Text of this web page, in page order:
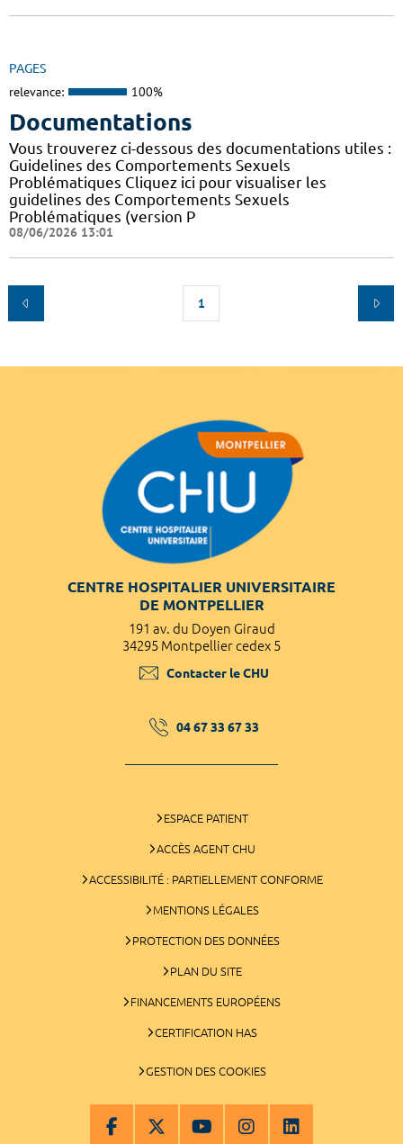
PAGES
relevance: 100%
Documentations
Vous trouverez ci-dessous des documentations utiles :
Guidelines des Comportements Sexuels
Problématiques Cliquez ici pour visualiser les
guidelines des Comportements Sexuels
Problématiques (version P
08/06/2026 13:01
1
CENTRE HOSPITALIER UNIVERSITAIRE
DE MONTPELLIER
191 av. du Doyen Giraud
34295 Montpellier cedex 5
Contacter le CHU
04 67 33 67 33
ESPACE PATIENT
ACCÈS AGENT CHU
ACCESSIBILITÉ : PARTIELLEMENT CONFORME
MENTIONS LÉGALES
PROTECTION DES DONNÉES
PLAN DU SITE
FINANCEMENTS EUROPÉENS
CERTIFICATION HAS
GESTION DES COOKIES